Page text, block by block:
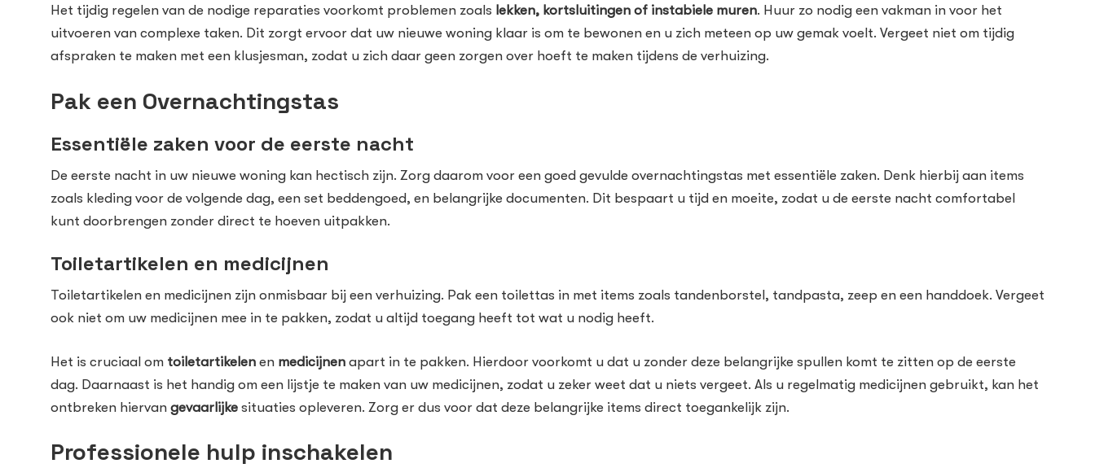
Het tijdig regelen van de nodige reparaties voorkomt problemen zoals lekken, kortsluitingen of instabiele muren. Huur zo nodig een vakman in voor het
uitvoeren van complexe taken. Dit zorgt ervoor dat uw nieuwe woning klaar is om te bewonen en u zich meteen op uw gemak voelt. Vergeet niet om tijdig
afspraken te maken met een klusjesman, zodat u zich daar geen zorgen over hoeft te maken tijdens de verhuizing.
Pak een Overnachtingstas
Essentiële zaken voor de eerste nacht
De eerste nacht in uw nieuwe woning kan hectisch zijn. Zorg daarom voor een goed gevulde overnachtingstas met essentiële zaken. Denk hierbij aan items
zoals kleding voor de volgende dag, een set beddengoed, en belangrijke documenten. Dit bespaart u tijd en moeite, zodat u de eerste nacht comfortabel
kunt doorbrengen zonder direct te hoeven uitpakken.
Toiletartikelen en medicijnen
Toiletartikelen en medicijnen zijn onmisbaar bij een verhuizing. Pak een toilettas in met items zoals tandenborstel, tandpasta, zeep en een handdoek. Vergeet
ook niet om uw medicijnen mee in te pakken, zodat u altijd toegang heeft tot wat u nodig heeft.
Het is cruciaal om toiletartikelen en medicijnen apart in te pakken. Hierdoor voorkomt u dat u zonder deze belangrijke spullen komt te zitten op de eerste
dag. Daarnaast is het handig om een lijstje te maken van uw medicijnen, zodat u zeker weet dat u niets vergeet. Als u regelmatig medicijnen gebruikt, kan het
ontbreken hiervan gevaarlijke situaties opleveren. Zorg er dus voor dat deze belangrijke items direct toegankelijk zijn.
Professionele hulp inschakelen